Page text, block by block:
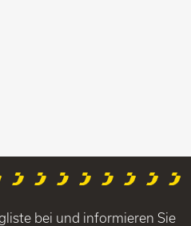
bei und informieren Sie